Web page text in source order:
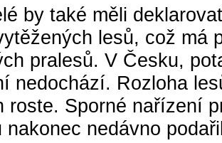
by také měli
lesů, což má
pralesů. V Česku,
nedochází. Rozloha
roste. Sporné nařízení
nakonec nedávno